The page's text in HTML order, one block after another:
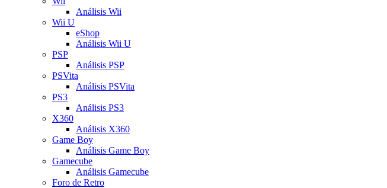
Análisis Wii
Wii U
eShop
Análisis Wii U
PSP
Análisis PSP
PSVita
Análisis PSVita
PS3
Análisis PS3
X360
Análisis X360
Game Boy
Análisis Game Boy
Gamecube
Análisis Gamecube
Foro de Retro